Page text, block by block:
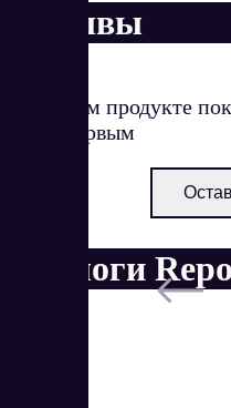
Отзывы
О данном продукте
стать первым
Аналоги